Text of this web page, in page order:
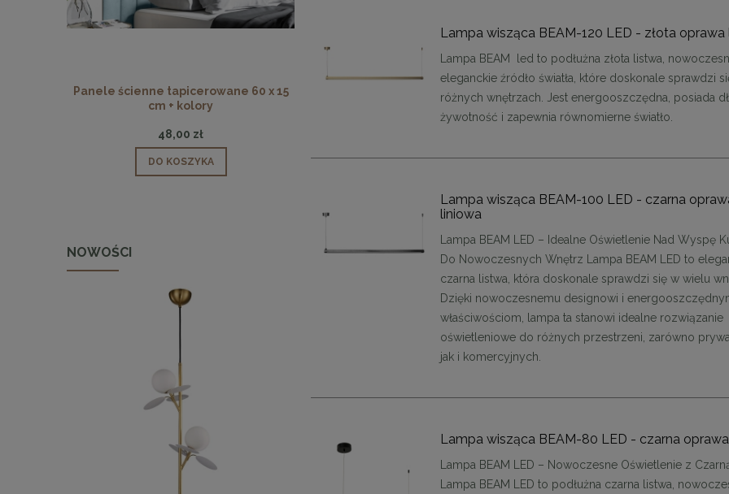
Panele ścienne tapicerowane 60 x 15
cm + kolory
48,00 zł
DO KOSZYKA
Panele ścienne tapicerowane 40 x 30
DO KOSZYKA
Panele ścienne tapicerowane 70 x
cm + kolory
DO KOSZYKA
NOWOŚCI
Lampa wisząca BEAM-120 LED - złota oprawa
Lampa BEAM led to podłużna złota listwa,
eleganckie źródło światła, które doskonale sprawdzi
różnych wnętrzach. Jest energooszczędna, posiada
żywotność i zapewnia równomierne światło.
Lampa wisząca BEAM-100 LED - czarna
liniowa
Lampa BEAM LED – Idealne Oświetlenie Nad Wyspę
Do Nowoczesnych Wnętrz Lampa BEAM LED to
czarna listwa, która doskonale sprawdzi się w wielu
Dzięki nowoczesnemu designowi i
właściwościom, lampa ta stanowi idealne rozwiązanie
oświetleniowe do różnych przestrzeni, zarówno
jak i komercyjnych.
Lampa wisząca BEAM-80 LED - czarna
Lampa BEAM LED – Nowoczesne Oświetlenie z
Lampa BEAM LED to podłużna czarna listwa,